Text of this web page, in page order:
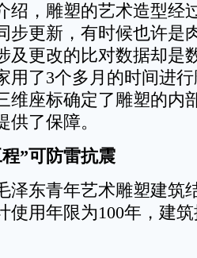
，雕塑的艺术造型经
步更新，有时候也许是
及更改的比对数据却是
用了3个多月的时间进
维座标确定了雕塑的内
供了保障。
”可防雷抗震
东青年艺术雕塑建筑
使用年限为100年，建